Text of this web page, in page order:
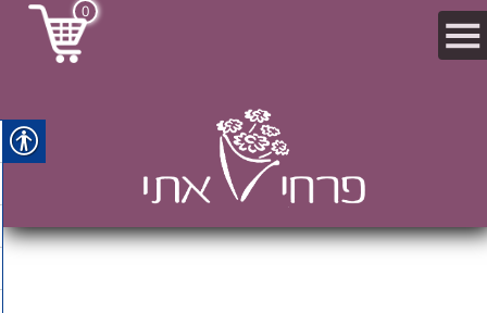
0